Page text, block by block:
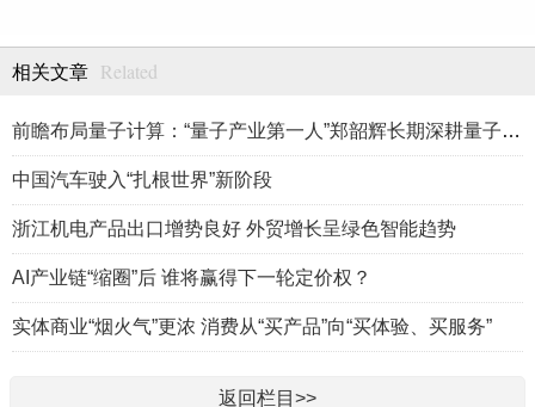
相关文章 Related
前瞻布局量子计算：“量子产业第一人”郑韶辉长期深耕量子产业赛
中国汽车驶入“扎根世界”新阶段
浙江机电产品出口增势良好 外贸增长呈绿色智能趋势
AI产业链“缩圈”后 谁将赢得下一轮定价权？
实体商业“烟火气”更浓 消费从“买产品”向“买体验、买服务”
返回栏目>>